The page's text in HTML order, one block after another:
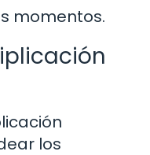
momentos.
los